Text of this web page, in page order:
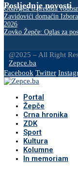
Posljednje novosti
Obavijest o prekidu
Zavidovići domaćin
2026
Zovko Žepče: Oglas za
@2025 – All Right
Zepce.ba
Facebook Twitter
Portal
Žepče
Crna hronika
ZDK
Sport
Kultura
Kolumne
In memoriam